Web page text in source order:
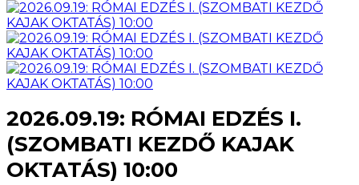
2026.09.19: RÓMAI EDZÉS I.
(SZOMBATI KEZDŐ KAJAK
OKTATÁS) 10:00